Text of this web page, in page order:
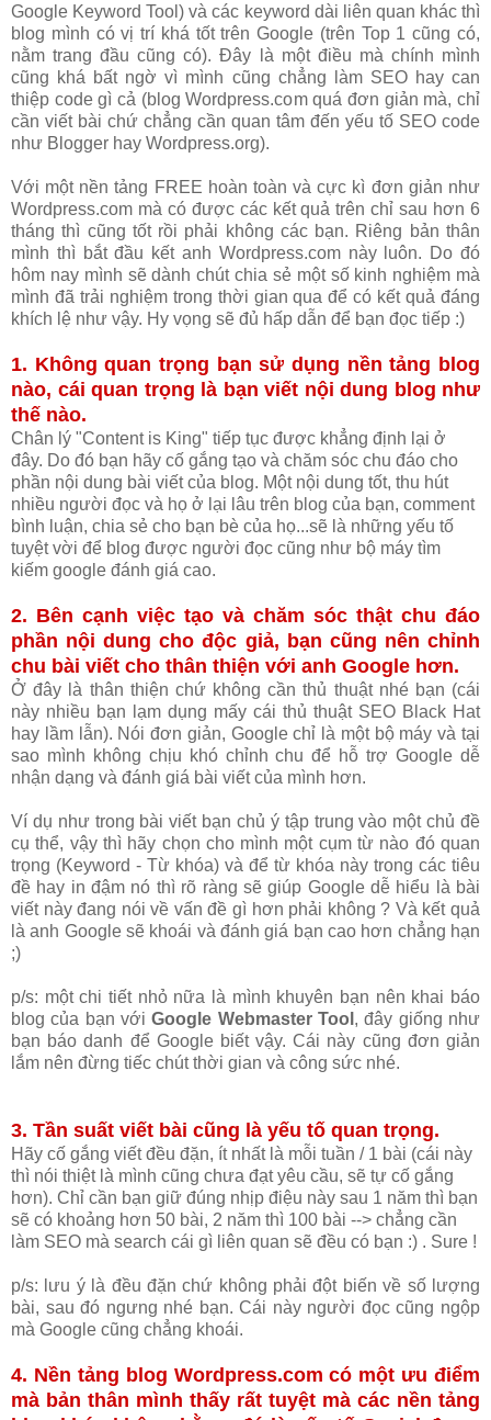
Google Keyword Tool) và các keyword dài liên quan khác thì
blog mình có vị trí khá tốt trên Google (trên Top 1 cũng có,
nằm trang đầu cũng có). Đây là một điều mà chính mình
cũng khá bất ngờ vì mình cũng chẳng làm SEO hay can
thiệp code gì cả (blog Wordpress.com quá đơn giản mà, chỉ
cần viết bài chứ chẳng cần quan tâm đến yếu tố SEO code
như Blogger hay Wordpress.org).
Với một nền tảng FREE hoàn toàn và cực kì đơn giản như
Wordpress.com mà có được các kết quả trên chỉ sau hơn 6
tháng thì cũng tốt rồi phải không các bạn. Riêng bản thân
mình thì bắt đầu kết anh Wordpress.com này luôn. Do đó
hôm nay mình sẽ dành chút chia sẻ một số kinh nghiệm mà
mình đã trải nghiệm trong thời gian qua để có kết quả đáng
khích lệ như vậy. Hy vọng sẽ đủ hấp dẫn để bạn đọc tiếp :)
1. Không quan trọng bạn sử dụng nền tảng blog
nào, cái quan trọng là bạn viết nội dung blog như
thế nào.
Chân lý "Content is King" tiếp tục được khẳng định lại ở
đây. Do đó bạn hãy cố gắng tạo và chăm sóc chu đáo cho
phần nội dung bài viết của blog. Một nội dung tốt, thu hút
nhiều người đọc và họ ở lại lâu trên blog của bạn, comment
bình luận, chia sẻ cho bạn bè của họ...sẽ là những yếu tố
tuyệt vời để blog được người đọc cũng như bộ máy tìm
kiếm google đánh giá cao.
2. Bên cạnh việc tạo và chăm sóc thật chu đáo
phần nội dung cho độc giả, bạn cũng nên chỉnh
chu bài viết cho thân thiện với anh Google hơn.
Ở đây là thân thiện chứ không cần thủ thuật nhé bạn (cái
này nhiều bạn lạm dụng mấy cái thủ thuật SEO Black Hat
hay lầm lẫn). Nói đơn giản, Google chỉ là một bộ máy và tại
sao mình không chịu khó chỉnh chu để hỗ trợ Google dễ
nhận dạng và đánh giá bài viết của mình hơn.
Ví dụ như trong bài viết bạn chủ ý tập trung vào một chủ đề
cụ thể, vậy thì hãy chọn cho mình một cụm từ nào đó quan
trọng (Keyword - Từ khóa) và để từ khóa này trong các tiêu
đề hay in đậm nó thì rõ ràng sẽ giúp Google dễ hiểu là bài
viết này đang nói về vấn đề gì hơn phải không ? Và kết quả
là anh Google sẽ khoái và đánh giá bạn cao hơn chẳng hạn
;)
p/s: một chi tiết nhỏ nữa là mình khuyên bạn nên khai báo
blog của bạn vớiGoogle Webmaster Tool , đây giống như
bạn báo danh để Google biết vậy. Cái này cũng đơn giản
lắm nên đừng tiếc chút thời gian và công sức nhé.
3. Tần suất viết bài cũng là yếu tố quan trọng.
Hãy cố gắng viết đều đặn, ít nhất là mỗi tuần / 1 bài (cái này
thì nói thiệt là mình cũng chưa đạt yêu cầu, sẽ tự cố gắng
hơn). Chỉ cần bạn giữ đúng nhịp điệu này sau 1 năm thì bạn
sẽ có khoảng hơn 50 bài, 2 năm thì 100 bài --> chẳng cần
làm SEO mà search cái gì liên quan sẽ đều có bạn :) . Sure !
p/s: lưu ý là đều đặn chứ không phải đột biến về số lượng
bài, sau đó ngưng nhé bạn. Cái này người đọc cũng ngộp
mà Google cũng chẳng khoái.
4. Nền tảng blog Wordpress.com có một ưu điểm
mà bản thân mình thấy rất tuyệt mà các nền tảng